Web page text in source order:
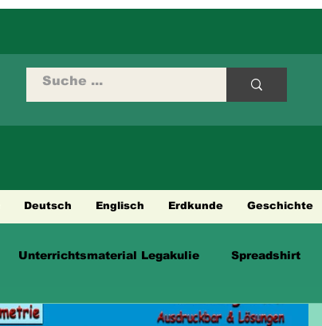
Deutsch Englisch Erdkunde Geschichte
Unterrichtsmaterial Legakulie Spreadshirt